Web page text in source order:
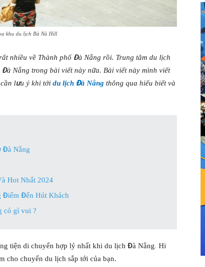
khu du lịch Bà Nà Hill
nhiều về Thành phố Đà Nẵng rồi. Trung tâm du lịch
Nẵng trong bài viết này nữa. Bài viết này mình viết
lưu ý khi tới du lịch Đà Nẵng thông qua hiểu biết và
Đà Nẵng
Hot Nhất 2024
Đến Hút Khách
có gì vui ?
tiện di chuyển hợp lý nhất khi du lịch Đà Nẵng. Hi
cho chuyến du lịch sắp tới của bạn.